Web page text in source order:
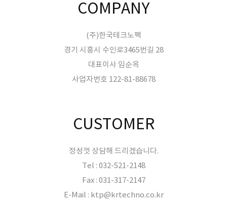
COMPANY
(주)한국테크노팩
경기 시흥시 수인로3465번길 28
대표이사 임순옥
사업자번호 122-81-88678
CUSTOMER
정성껏 상담해 드리겠습니다.
Tel : 032-521-2148
Fax : 031-317-2147
E-Mail : ktp@krtechno.co.kr